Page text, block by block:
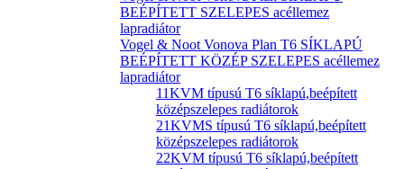
BEÉPÍTETT SZELEPES acéllemez
lapradiátor
Vogel & Noot Vonova Plan T6 SÍKLAPÚ
BEÉPÍTETT KÖZÉP SZELEPES acéllemez
lapradiátor
11KVM típusú T6 síklapú,beépített
középszelepes radiátorok
21KVMS típusú T6 síklapú,beépített
középszelepes radiátorok
22KVM típusú T6 síklapú,beépített